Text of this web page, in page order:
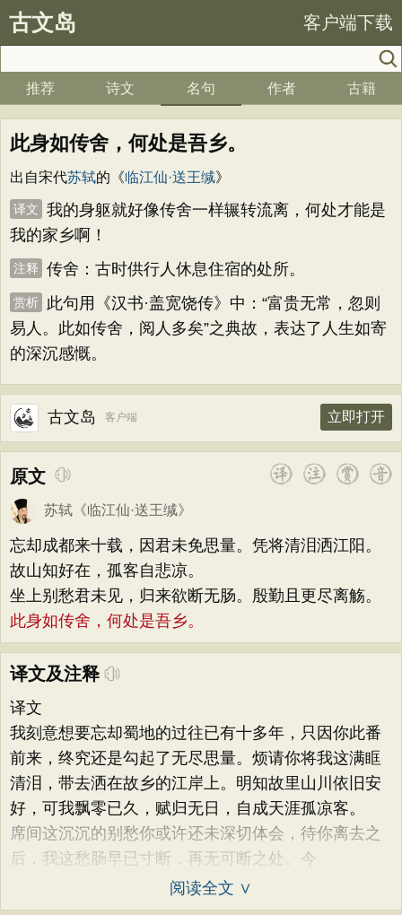
古文岛 客户端下载
推荐 诗文 名句 作者 古籍
此身如传舍，何处是吾乡。
出自宋代苏轼的《临江仙·送王缄》
译文
我的身躯就好像传舍一样辗转流离，何处才能是
我的家乡啊！
注释 传舍：古时供行人休息住宿的处所。
赏析
此句用《汉书·盖宽饶传》中：“富贵无常，忽则
易人。此如传舍，阅人多矣”之典故，表达了人生如寄
的深沉感慨。
古文岛 客户端 立即打开
原文
苏轼 《临江仙·送王缄》
忘却成都来十载，因君未免思量。凭将清泪洒江阳。
故山知好在，孤客自悲凉。
坐上别愁君未见，归来欲断无肠。殷勤且更尽离觞。
此身如传舍，何处是吾乡。
译文及注释
译文
我刻意想要忘却蜀地的过往已有十多年，只因你此番
前来，终究还是勾起了无尽思量。烦请你将我这满眶
清泪，带去洒在故乡的江岸上。明知故里山川依旧安
好，可我飘零已久，赋归无日，自成天涯孤凉客。
席间这沉沉的别愁你或许还未深切体会，待你离去之
后，我这愁肠早已寸断，再无可断之处。今
阅读全文 ∨